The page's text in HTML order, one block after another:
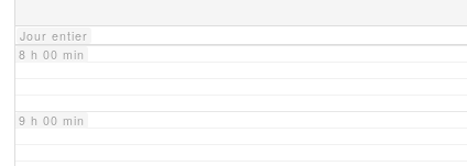
Jour entier
8 h 00 min
9 h 00 min